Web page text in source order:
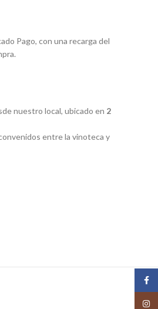
Pago, con una recarga del
nuestro local, ubicado en 2
entre la vinoteca y